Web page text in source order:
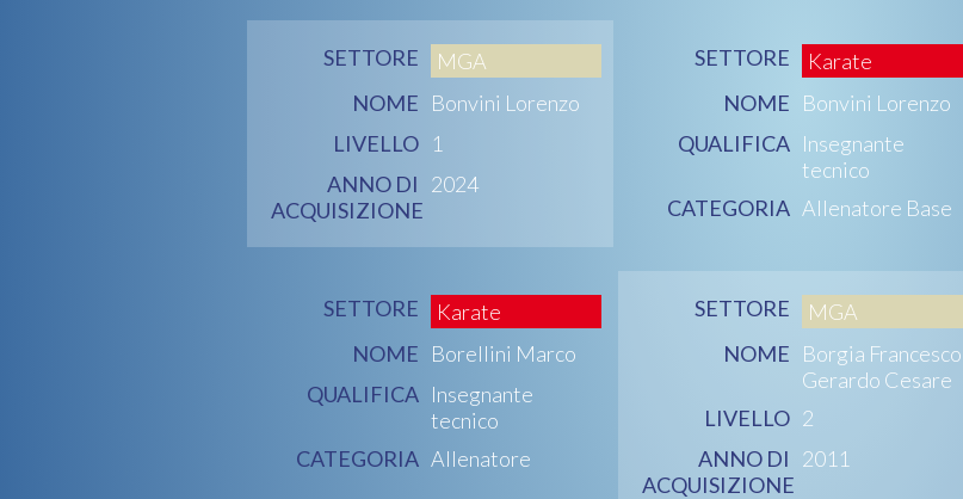
SETTORE
MGA
NOME Bonvini Lorenzo
LIVELLO 1
ANNO DI
ACQUISIZIONE
2024
SETTORE
Karate
NOME Bonvini Lorenzo
QUALIFICA Insegnante
tecnico
CATEGORIA Allenatore Base
SETTORE
Karate
NOME Borellini Marco
QUALIFICA Insegnante
tecnico
CATEGORIA Allenatore
SETTORE
MGA
NOME Borgia Francesco
Gerardo Cesare
LIVELLO 2
ANNO DI
ACQUISIZIONE
2011